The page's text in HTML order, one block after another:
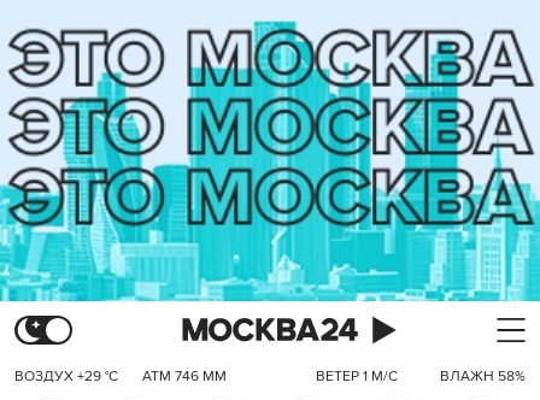
ВОЗДУХ +29 °C АТМ 746 ММ ВЕТЕР 1 М/С ВЛАЖН 58%